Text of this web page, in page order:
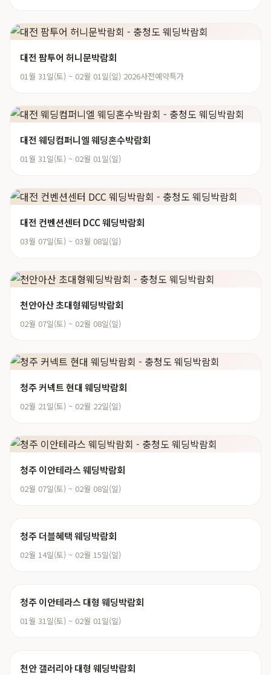
대전 팜투어 허니문박람회
01월 31일(토) ~ 02월 01일(일) 2026사전예약특가
대전 웨딩컴퍼니엘 웨딩혼수박람회
01월 31일(토) ~ 02월 01일(일)
대전 컨벤션센터 DCC 웨딩박람회
03월 07일(토) ~ 03월 08일(일)
천안아산 초대형웨딩박람회
02월 07일(토) ~ 02월 08일(일)
청주 커넥트 현대 웨딩박람회
02월 21일(토) ~ 02월 22일(일)
청주 이안테라스 웨딩박람회
02월 07일(토) ~ 02월 08일(일)
청주 더블혜택 웨딩박람회
02월 14일(토) ~ 02월 15일(일)
청주 이안테라스 대형 웨딩박람회
01월 31일(토) ~ 02월 01일(일)
천안 갤러리아 대형 웨딩박람회